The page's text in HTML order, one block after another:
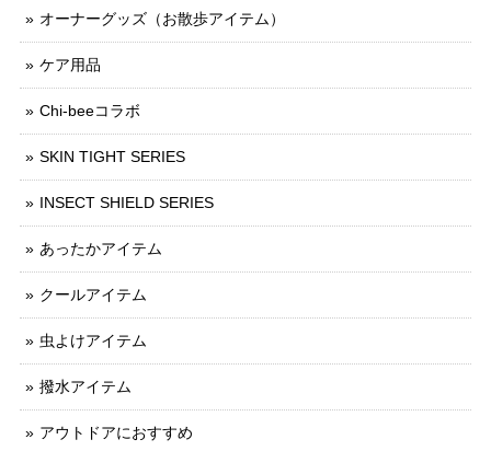
オーナーグッズ（お散歩アイテム）
ケア用品
Chi-beeコラボ
SKIN TIGHT SERIES
INSECT SHIELD SERIES
あったかアイテム
クールアイテム
虫よけアイテム
撥水アイテム
アウトドアにおすすめ